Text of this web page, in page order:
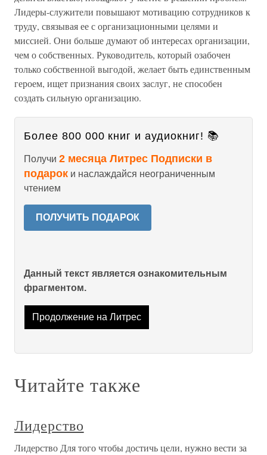
Лидеры-служители повышают мотивацию сотрудников к
труду, связывая ее с организационными целями и
миссией. Они больше думают об интересах организации,
чем о собственных. Руководитель, который озабочен
только собственной выгодой, желает быть единственным
героем, ищет признания своих заслуг, не способен
создать сильную организацию.
Более 800 000 книг и аудиокниг! 📚
Получи 2 месяца Литрес Подписки в
подарок и наслаждайся неограниченным
чтением
ПОЛУЧИТЬ ПОДАРОК
Данный текст является ознакомительным
фрагментом.
Продолжение на Литрес
Читайте также
Лидерство
Лидерство Для того чтобы достичь цели, нужно вести за